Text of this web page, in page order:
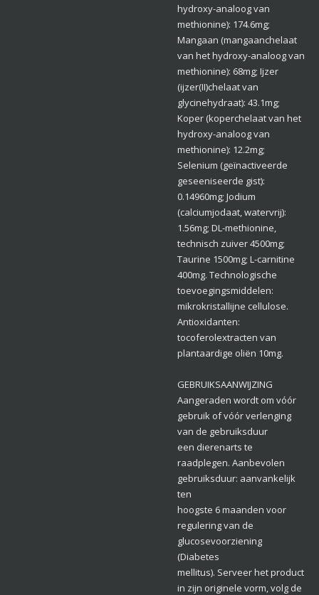
hydroxy-analoog van
methionine): 174.6mg;
Mangaan (mangaanchelaat
van het hydroxy-analoog van
methionine): 68mg; Ijzer
(ijzer(II)chelaat van
glycinehydraat): 43.1mg;
Koper (koperchelaat van het
hydroxy-analoog van
methionine): 12.2mg;
Selenium (geïnactiveerde
geseeniseerde gist):
0.14960mg; Jodium
(calciumjodaat, watervrij):
1.56mg; DL-methionine,
technisch zuiver 4500mg;
Taurine 1500mg; L-carnitine
400mg. Technologische
toevoegingsmiddelen:
mikrokristallijne cellulose.
Antioxidanten:
tocoferolextracten van
plantaardige oliën 10mg.
GEBRUIKSAANWIJZING
Aangeraden wordt om vóór
gebruik of vóór verlenging
van de gebruiksduur
een dierenarts te
raadplegen. Aanbevolen
gebruiksduur: aanvankelijk
ten
hoogste 6 maanden voor
regulering van de
glucosevoorziening
(Diabetes
mellitus). Serveer het product
in zijn originele vorm, volg de